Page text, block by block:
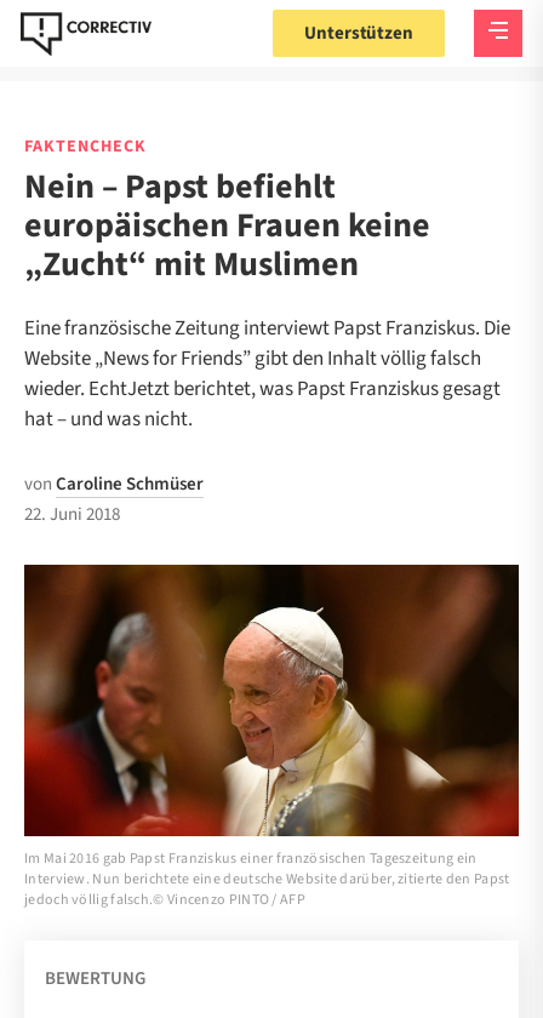
Unterstützen
FAKTENCHECK
Nein – Papst befiehlt
europäischen Frauen keine
„Zucht“ mit Muslimen
Eine französische Zeitung interviewt Papst Franziskus. Die
Website „News for Friends” gibt den Inhalt völlig falsch
wieder. EchtJetzt berichtet, was Papst Franziskus gesagt
hat – und was nicht.
vonCaroline Schmüser
22. Juni 2018
Im Mai 2016 gab Papst Franziskus einer französischen Tageszeitung ein
Interview. Nun berichtete eine deutsche Website darüber, zitierte den Papst
jedoch völlig falsch.© Vincenzo PINTO / AFP
BEWERTUNG